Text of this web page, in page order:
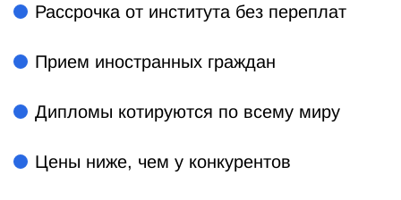
Рассрочка от института без переплат
Прием иностранных граждан
Дипломы котируются по всему миру
Цены ниже, чем у конкурентов